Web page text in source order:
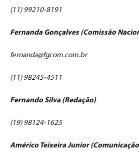
(11) 99210-8191
Fernanda Gonçalves (Comissão
fernanda@fgcom.com.br
(11) 98245-4511
Fernando Silva (Redação)
(19) 98124-1625
Américo Teixeira Junior